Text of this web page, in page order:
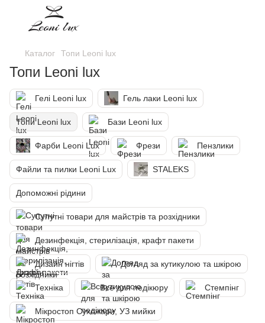
Каталог Топи Leoni lux
Топи Leoni lux
Гелі Leoni lux Гель лаки Leoni lux
Топи Leoni lux Бази Leoni lux
Фарби Leoni Lux Фрези Пензлики
Файли та пилки Leoni Lux STALEKS
Допоможні рідини
Супутні товари для майстрів та розхідники
Дезинфекція, стерилізація, крафт пакети
Дизайн нігтів Догляд за кутикулою та шкірою
Техніка Все для педікюру Стемпінг
Мікростоп Сухожари, УЗ мийки